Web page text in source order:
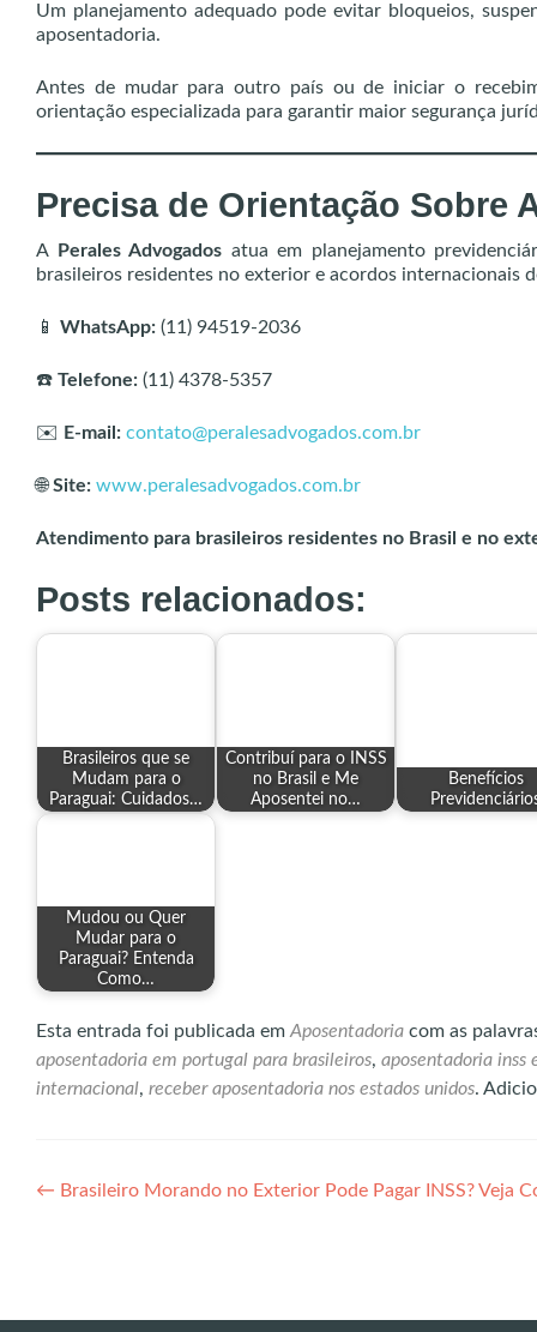
Um planejamento adequado pode evitar bloqueios,
aposentadoria.
Antes de mudar para outro país ou de iniciar o
orientação especializada para garantir maior segurança
Precisa de Orientação Sobre
A Perales Advogados atua em planejamento
brasileiros residentes no exterior e acordos internacionais
📱 WhatsApp: (11) 94519-2036
☎️ Telefone: (11) 4378-5357
✉️ E-mail: contato@peralesadvogados.com.br
🌐Site: www.peralesadvogados.com.br
Atendimento para brasileiros residentes no Brasil e no
Posts relacionados:
Brasileiros que se
Mudam para o
Paraguai: Cuidados…
Contribuí para o INSS
no Brasil e Me
Aposentei no…
Benefícios
Mudou ou Quer
Mudar para o
Paraguai? Entenda
Como…
Esta entrada foi publicada em Aposentadoria com as
aposentadoria em portugal para brasileiros, aposentadoria inss
internacional, receber aposentadoria nos estados unidos.
Navegação
← Brasileiro Morando no Exterior Pode Pagar INSS? Veja